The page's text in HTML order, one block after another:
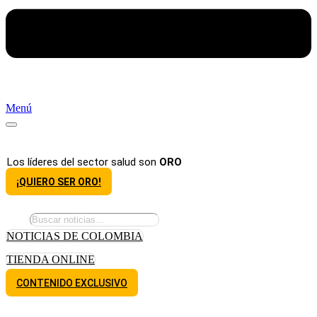
Menú
Los líderes del sector salud son ORO
¡QUIERO SER ORO!
NOTICIAS DE COLOMBIA
TIENDA ONLINE
CONTENIDO EXCLUSIVO